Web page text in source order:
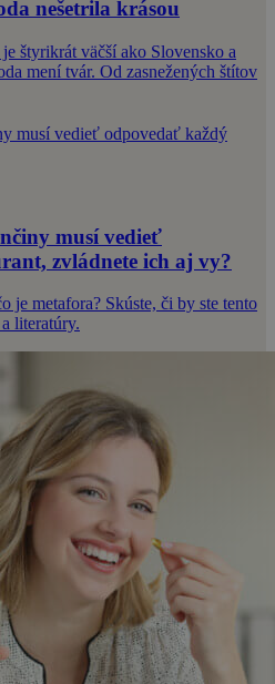
nešetrila krásou
štyrikrát väčší ako Slovensko a
mení tvár. Od zasnežených štítov
musí vedieť
zvládnete ich aj vy?
je metafora? Skúste, či by ste tento
literatúry.